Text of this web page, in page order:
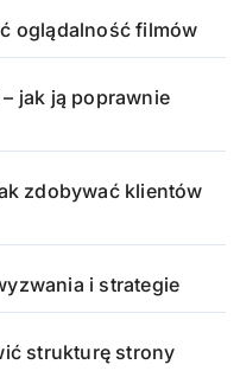
oglądalność filmów
jak ją poprawnie
zdobywać klientów
i strategie
strukturę strony